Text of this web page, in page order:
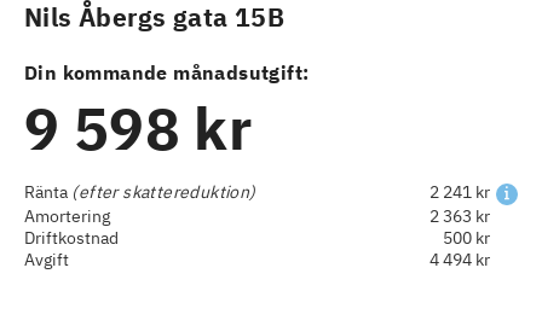
Nils Åbergs gata 15B
Din kommande månadsutgift:
9 598 kr
Ränta (efter skattereduktion)
2 241 kr
Amortering
2 363 kr
Driftkostnad
500 kr
Avgift
4 494 kr